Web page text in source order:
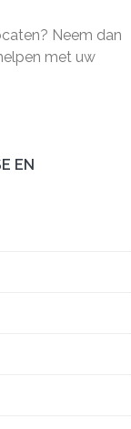
Neem dan
met uw
EN